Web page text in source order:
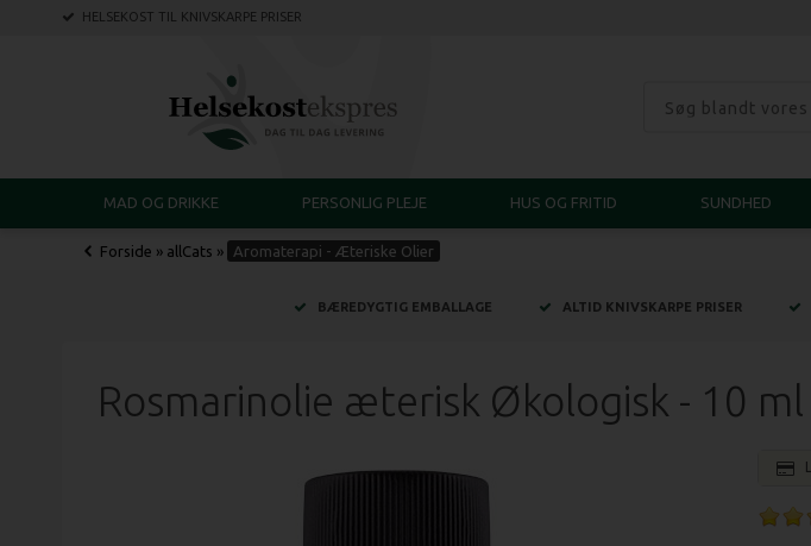
HELSEKOST TIL KNIVSKARPE PRISER
MAD OG DRIKKE PERSONLIG PLEJE HUS OG FRITID SUNDHED
Forside » allCats » Aromaterapi - Æteriske Olier
BÆREDYGTIG EMBALLAGE ALTID KNIVSKARPE PRISER
Rosmarinolie æterisk Økologisk - 10 ml